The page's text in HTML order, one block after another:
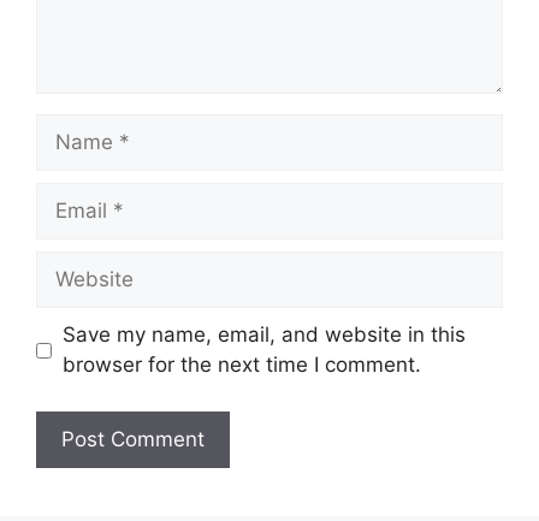
Name
Email
Website
Save my name, email, and website in this
browser for the next time I comment.